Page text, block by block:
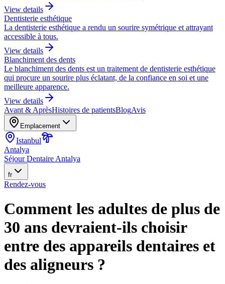
View details
Dentisterie esthétique
La dentisterie esthétique a rendu un sourire symétrique et attrayant
accessible à tous.
View details
Blanchiment des dents
Le blanchiment des dents est un traitement de dentisterie esthétique
qui procure un sourire plus éclatant, de la confiance en soi et une
meilleure apparence.
View details
Avant & AprèsHistoires de patientsBlogAvis
Emplacement
Istanbul
Antalya
Séjour Dentaire Antalya
fr
Rendez-vous
Comment les adultes de plus de
30 ans devraient-ils choisir
entre des appareils dentaires et
des aligneurs ?